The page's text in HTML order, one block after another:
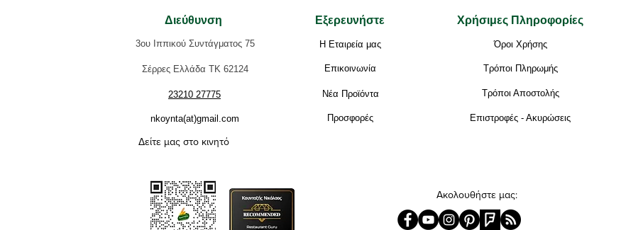
Διεύθυνση
3ου Ιππικού Συντάγματος 75
Σέρρες Ελλάδα ΤΚ 62124
23210 27775
nkoynta(at)gmail.com
Εξερευνήστε
Η Εταιρεία μας
Επικοινωνία
Νέα Προϊόντα
Προσφορές
Χρήσιμες Πληροφορίες
Όροι Χρήσης
Τρόποι Πληρωμής
Τρόποι Αποστολής
Επιστροφές - Ακυρώσεις
Δείτε μας στο κινητό
Ακολουθήστε μας: